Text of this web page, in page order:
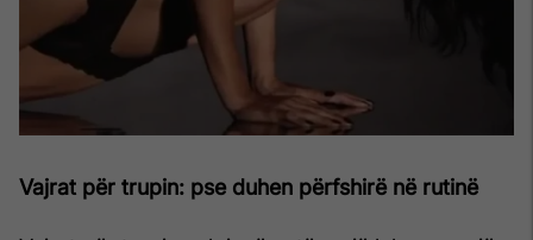
Vajrat për trupin: pse duhen përfshirë në rutinë